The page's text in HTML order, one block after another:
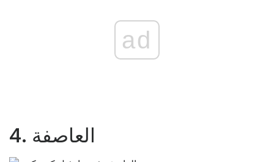
ad
4. العاصفة